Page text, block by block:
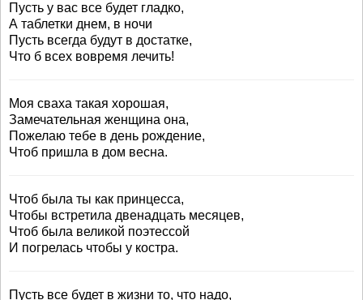
Пусть у вас все будет гладко,
А таблетки днем, в ночи
Пусть всегда будут в достатке,
Что б всех вовремя лечить!
Моя сваха такая хорошая,
Замечательная женщина она,
Пожелаю тебе в день рождение,
Чтоб пришла в дом весна.
Чтоб была ты как принцесса,
Чтобы встретила двенадцать месяцев,
Чтоб была великой поэтессой
И погрелась чтобы у костра.
Пусть все будет в жизни то, что надо,